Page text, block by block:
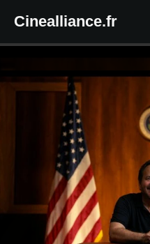
Cinealliance.fr